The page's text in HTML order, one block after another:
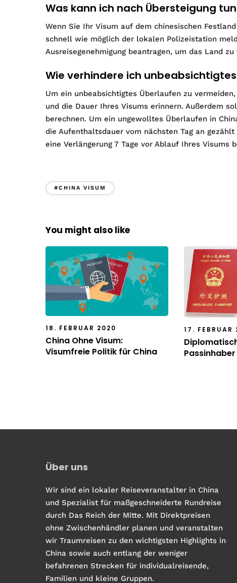
Was kann ich nach Übersteigung
Wenn Sie Ihr Visum auf dem chinesischen
schnell wie möglich der lokalen Polizeistation
Ausreisegenehmigung beantragen, um das Land zu
Wie verhindere ich
Um ein unbeabsichtigtes Überlaufen zu
und die Dauer Ihres Visums erinnern. Außerdem
berechnen. Um ein ungewolltes Überlaufen in
die Aufenthaltsdauer vom nächsten Tag an
eine Verlängerung 7 Tage vor Ablauf Ihres Visums
#CHINA VISUM
You might also like
18. FEBRUAR 2020
China Ohne Visum:
Visumfreie Politik für China
17. FEBRUAR
Passinhaber
Über uns
Wir sind ein lokaler Reiseveranstalter in China
und Spezialist für maßgeschneiderte Rundreise
durch Das Reich der Mitte. Mit Direktpreisen
ohne Zwischenhändler planen und veranstalten
wir Traumreisen zu den wichtigsten Highlights in
China sowie auch entlang der weniger
befahrenen Strecken für individualreisende,
Familien und kleine Gruppen.